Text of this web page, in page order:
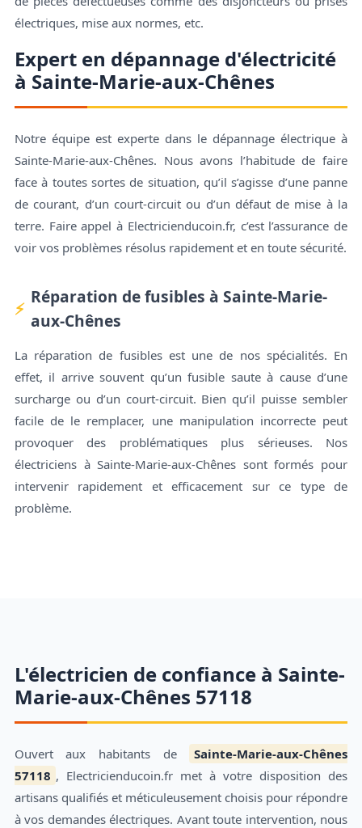
électriques, mise aux normes, etc.
Expert en dépannage d'électricité
à Sainte-Marie-aux-Chênes
Notre équipe est experte dans le dépannage électrique à
Sainte-Marie-aux-Chênes. Nous avons l’habitude de faire
face à toutes sortes de situation, qu’il s’agisse d’une panne
de courant, d’un court-circuit ou d’un défaut de mise à la
terre. Faire appel à Electricienducoin.fr, c’est l’assurance de
voir vos problèmes résolus rapidement et en toute sécurité.
Réparation de fusibles à Sainte-Marie-
aux-Chênes
La réparation de fusibles est une de nos spécialités. En
effet, il arrive souvent qu’un fusible saute à cause d’une
surcharge ou d’un court-circuit. Bien qu’il puisse sembler
facile de le remplacer, une manipulation incorrecte peut
provoquer des problématiques plus sérieuses. Nos
électriciens à Sainte-Marie-aux-Chênes sont formés pour
intervenir rapidement et efficacement sur ce type de
problème.
L'électricien de confiance à Sainte-
Marie-aux-Chênes 57118
Ouvert aux habitants de
Sainte-Marie-aux-Chênes
57118 , Electricienducoin.fr met à votre disposition des
artisans qualifiés et méticuleusement choisis pour répondre
à vos demandes électriques. Avant toute intervention, nous